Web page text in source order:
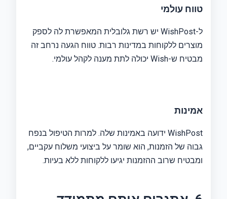
טווח עולמי
ל-WishPost יש רשת גלובלית המאפשרת לה לספק
מוצרים ללקוחות במדינות רבות. טווח הגעה נרחב זה
מבטיח ש-Wish יכולה לתת מענה לקהל עולמי.
אמינות
WishPost ידועה באמינות שלה. למרות הטיפול בנפח
גבוה של הזמנות, הוא שומר על ביצועי משלוח עקביים,
ומבטיח שרוב ההזמנות יגיעו ללקוחות ללא בעיות.